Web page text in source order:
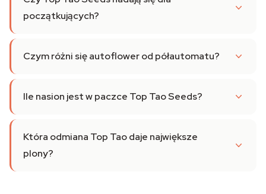
początkujących?
Czym różni się autoflower od półautomatu?
Ile nasion jest w paczce Top Tao Seeds?
Która odmiana Top Tao daje największe
plony?